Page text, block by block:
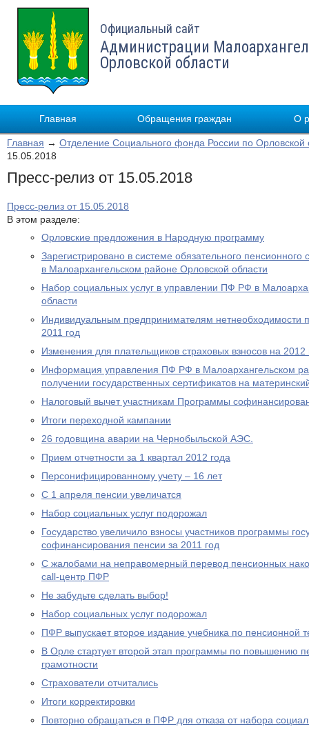
Официальный сайт
Администрации
Орловской области
Главная Обращения граждан О
Главная → Отделение Социального фонда России по Орловской
15.05.2018
Пресс-релиз от 15.05.2018
Пресс-релиз от 15.05.2018
В этом разделе:
Орловские предложения в Народную программу
Зарегистрировано в системе обязательного
в Малоархангельском районе Орловской области
Набор социальных услуг в управлении ПФ РФ в
области
Индивидуальным предпринимателям нетнеобходимости
2011 год
Изменения для плательщиков страховых взносов на 2012
Информация управления ПФ РФ в Малоархангельском
получении государственных сертификатов на
Налоговый вычет участникам Программы
Итоги переходной кампании
26 годовщина аварии на Чернобыльской АЭС.
Прием отчетности за 1 квартал 2012 года
Персонифицированному учету – 16 лет
С 1 апреля пенсии увеличатся
Набор социальных услуг подорожал
Государство увеличило взносы участников программы
софинансирования пенсии за 2011 год
С жалобами на неправомерный перевод пенсионных
call-центр ПФР
Не забудьте сделать выбор!
Набор социальных услуг подорожал
ПФР выпускает второе издание учебника по пенсионной
В Орле стартует второй этап программы по повышению
грамотности
Страхователи отчитались
Итоги корректировки
Повторно обращаться в ПФР для отказа от набора